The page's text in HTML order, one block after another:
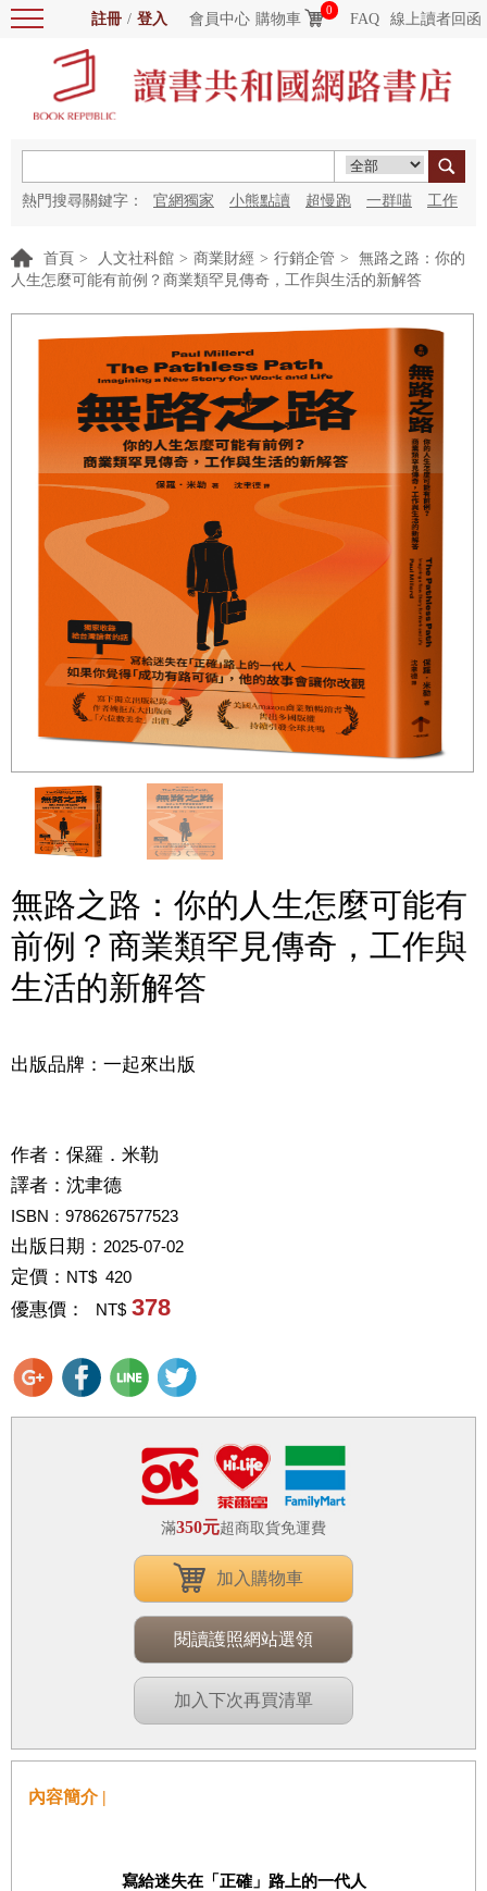
註冊 / 登入 會員中心 購物車
0
FAQ 線上讀者回函
熱門搜尋關鍵字： 官網獨家 小熊點讀 超慢跑 一群喵 工作
首頁 > 人文社科館 > 商業財經 > 行銷企管 >
無路之路：你的
人生怎麼可能有前例？商業類罕見傳奇，工作與生活的新解答
無路之路：你的人生怎麼可能有
前例？商業類罕見傳奇，工作與
生活的新解答
出版品牌：一起來出版
作者： 保羅．米勒
譯者： 沈聿德
ISBN：9786267577523
出版日期： 2025-07-02
定價： NT$ 420
優惠價： NT$ 378
滿350元超商取貨免運費
加入購物車
閱讀護照網站選領
加入下次再買清單
內容簡介 |
寫給迷失在「正確」路上的一代人